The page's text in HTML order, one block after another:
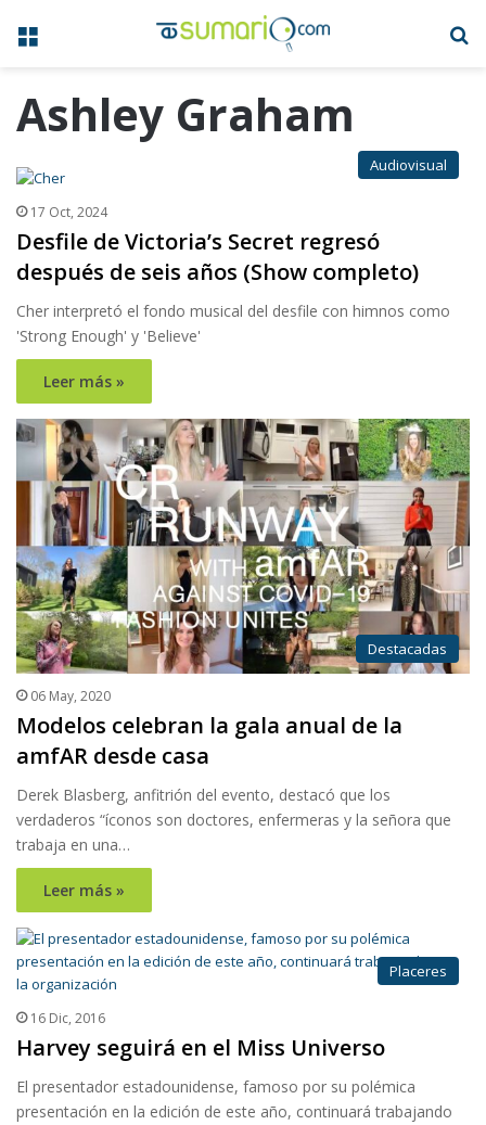
Menú
Ashley Graham
Audiovisual
17 Oct, 2024
Desfile de Victoria’s Secret regresó
después de seis años (Show completo)
Cher interpretó el fondo musical del desfile con himnos como
'Strong Enough' y 'Believe'
Leer más »
Destacadas
06 May, 2020
Modelos celebran la gala anual de la
amfAR desde casa
Derek Blasberg, anfitrión del evento, destacó que los
verdaderos “íconos son doctores, enfermeras y la señora que
trabaja en una…
Leer más »
Placeres
16 Dic, 2016
Harvey seguirá en el Miss Universo
El presentador estadounidense, famoso por su polémica
presentación en la edición de este año, continuará trabajando